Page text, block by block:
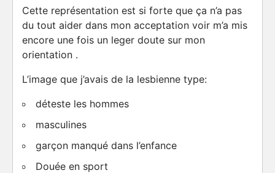
Cette représentation est si forte que ça n’a pas
du tout aider dans mon acceptation voir m’a mis
encore une fois un leger doute sur mon
orientation .
L’image que j’avais de la lesbienne type:
déteste les hommes
masculines
garçon manqué dans l’enfance
Douée en sport